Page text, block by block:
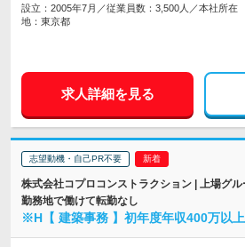
設立：2005年7月／従業員数：3,500人／本社所在
地：東京都
求人詳細を見る
志望動機・自己PR不要
株式会社コプロコンストラクション | 上場グ
勤務地で働けて転勤なし
※H【 建築事務 】初年度年収400万以